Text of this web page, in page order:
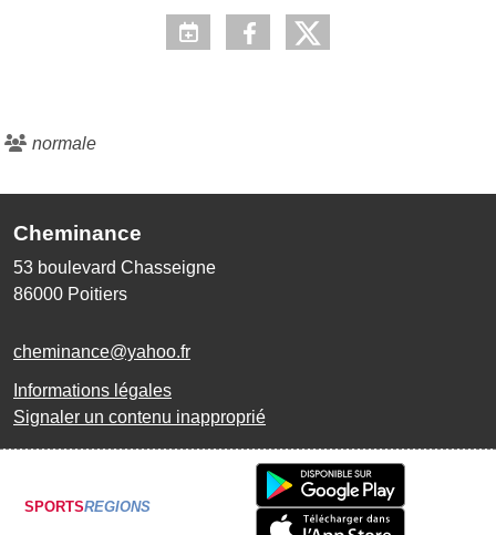
normale
Cheminance
53 boulevard Chasseigne
86000 Poitiers
cheminance@yahoo.fr
Informations légales
Signaler un contenu inapproprié
SPORTSREGIONS